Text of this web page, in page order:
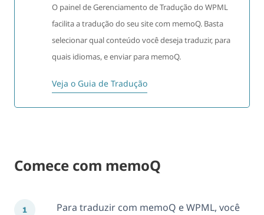
O painel de Gerenciamento de Tradução do WPML
facilita a tradução do seu site com memoQ. Basta
selecionar qual conteúdo você deseja traduzir, para
quais idiomas, e enviar para memoQ.
Veja o Guia de Tradução
Comece com memoQ
Para traduzir com memoQ e WPML, você